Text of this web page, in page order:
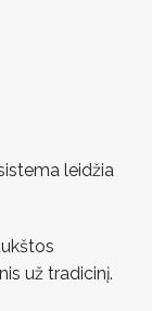
leidžia
už tradicinį.